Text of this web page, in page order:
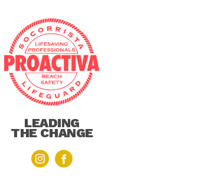
LEADING
THE CHANGE